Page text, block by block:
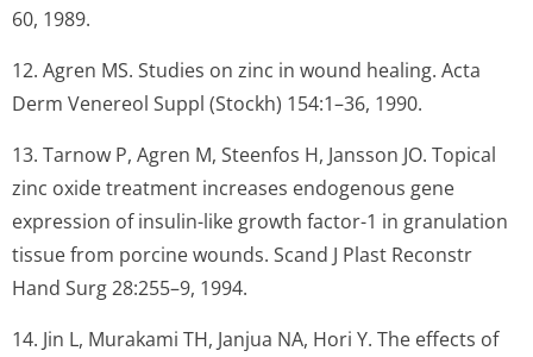
60, 1989.
12. Agren MS. Studies on zinc in wound healing. Acta
Derm Venereol Suppl (Stockh) 154:1–36, 1990.
13. Tarnow P, Agren M, Steenfos H, Jansson JO. Topical
zinc oxide treatment increases endogenous gene
expression of insulin-like growth factor-1 in granulation
tissue from porcine wounds. Scand J Plast Reconstr
Hand Surg28:255–9, 1994.
14. Jin L, Murakami TH, Janjua NA, Hori Y. The effects of